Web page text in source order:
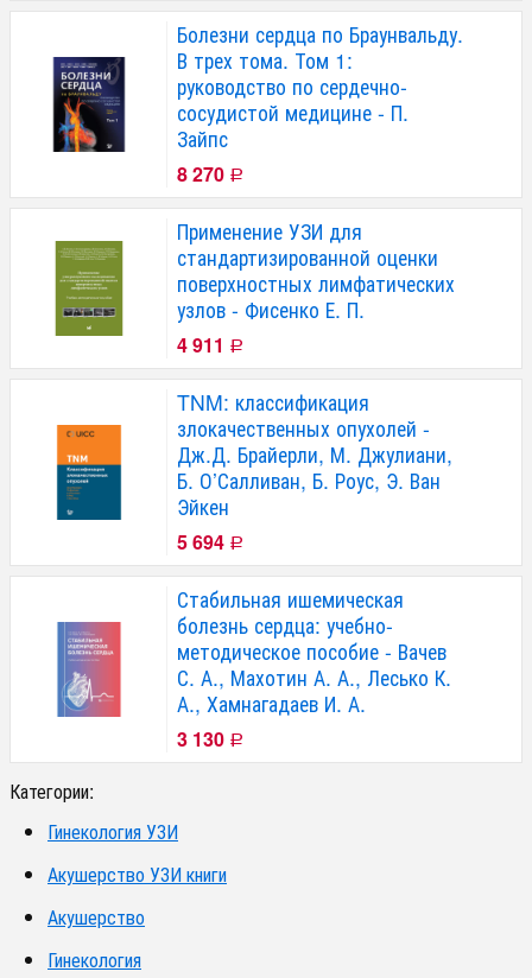
Болезни сердца по Браунвальду.
В трех тома. Том 1:
руководство по сердечно-
сосудистой медицине - П.
Зайпс
8 270 Р
Применение УЗИ для
стандартизированной оценки
поверхностных лимфатических
узлов - Фисенко Е. П.
4 911 Р
TNM: классификация
злокачественных опухолей -
Дж.Д. Брайерли, М. Джулиани,
Б. О’Салливан, Б. Роус, Э. Ван
Эйкен
5 694 Р
Стабильная ишемическая
болезнь сердца: учебно-
методическое пособие - Вачев
С. А., Махотин А. А., Лесько К.
А., Хамнагадаев И. А.
3 130 Р
Категории:
Гинекология УЗИ
Акушерство УЗИ книги
Акушерство
Гинекология